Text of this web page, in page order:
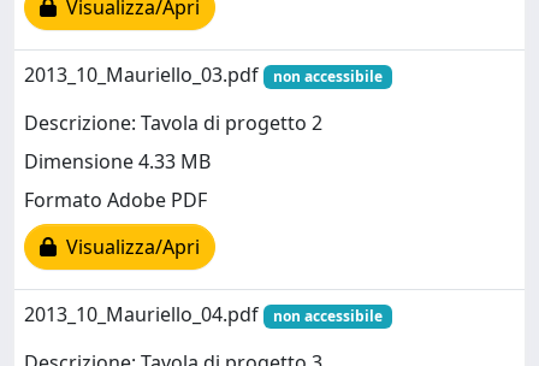
Visualizza/Apri
2013_10_Mauriello_03.pdf non accessibile
Descrizione: Tavola di progetto 2
Dimensione 4.33 MB
Formato Adobe PDF
Visualizza/Apri
2013_10_Mauriello_04.pdf non accessibile